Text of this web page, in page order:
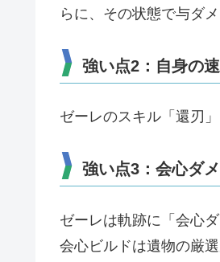
らに、その状態で与ダ
強い点2：自身の
ゼーレのスキル「還刃
強い点3：会心ダ
ゼーレは軌跡に「会心
会心ビルドは遺物の厳